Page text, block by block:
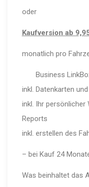
oder
Kaufversion ab
monatlich pro
Business LinkBox
inkl. Datenkarten
inkl. Ihr
Reports
inkl. erstellen des
– bei Kauf 24
Was beinhaltet das